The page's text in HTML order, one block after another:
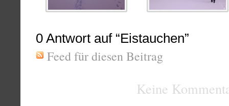
0 Antwort auf “Eistauchen”
Feed für diesen Beitrag
Keine